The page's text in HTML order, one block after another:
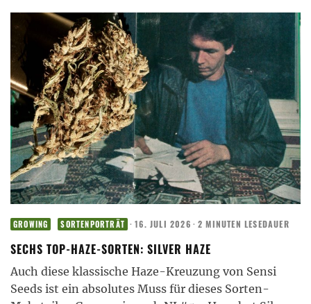
GROWING SORTENPORTRÄT · 16. JULI 2026 · 2 MINUTEN LESEDAUER
SECHS TOP-HAZE-SORTEN: SILVER HAZE
Auch diese klassische Haze-Kreuzung von Sensi
Seeds ist ein absolutes Muss für dieses Sorten-